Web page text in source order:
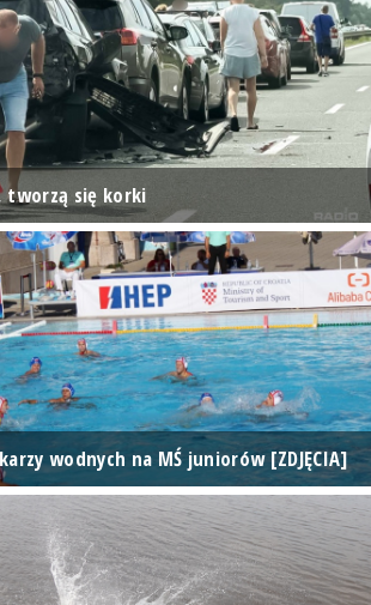
tworzą się korki
wodnych na MŚ juniorów [ZDJĘCIA]